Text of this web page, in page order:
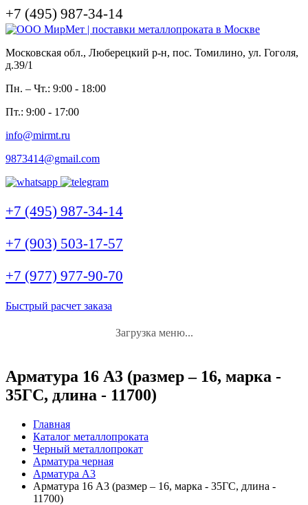
+7 (495) 987-34-14
Московская обл., Люберецкий р-н, пос. Томилино, ул. Гоголя,
д.39/1
Пн. – Чт.: 9:00 - 18:00
Пт.: 9:00 - 17:00
info@mirmt.ru
9873414@gmail.com
+7 (495) 987-34-14
+7 (903) 503-17-57
+7 (977) 977-90-70
Быстрый расчет заказа
Загрузка меню...
Арматура 16 А3 (размер – 16, марка -
35ГС, длина - 11700)
Главная
Каталог металлопроката
Черный металлопрокат
Арматура черная
Арматура А3
Арматура 16 А3 (размер – 16, марка - 35ГС, длина -
11700)